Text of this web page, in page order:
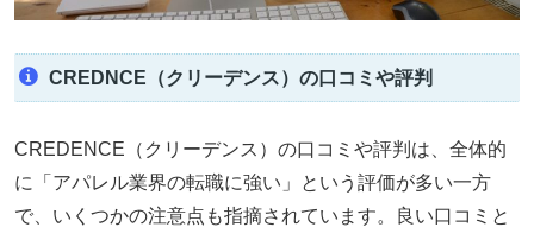
CREDNCE（クリーデンス）の口コミや評判
CREDENCE（クリーデンス）の口コミや評判は、全体的
に「アパレル業界の転職に強い」という評価が多い一方
で、いくつかの注意点も指摘されています。良い口コミと